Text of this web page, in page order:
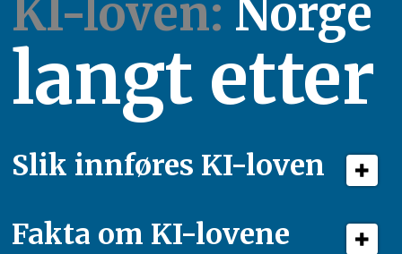
KI-loven: Norge
langt etter
Slik innføres KI-loven
Fakta om KI-lovene